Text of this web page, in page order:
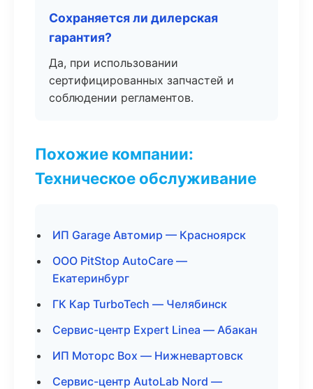
Сохраняется ли дилерская
гарантия?
Да, при использовании
сертифицированных запчастей и
соблюдении регламентов.
Похожие компании:
Техническое обслуживание
ИП Garage Автомир — Красноярск
ООО PitStop AutoCare —
Екатеринбург
ГК Кар TurboTech — Челябинск
Сервис-центр Expert Linea — Абакан
ИП Моторс Box — Нижневартовск
Сервис-центр AutoLab Nord —